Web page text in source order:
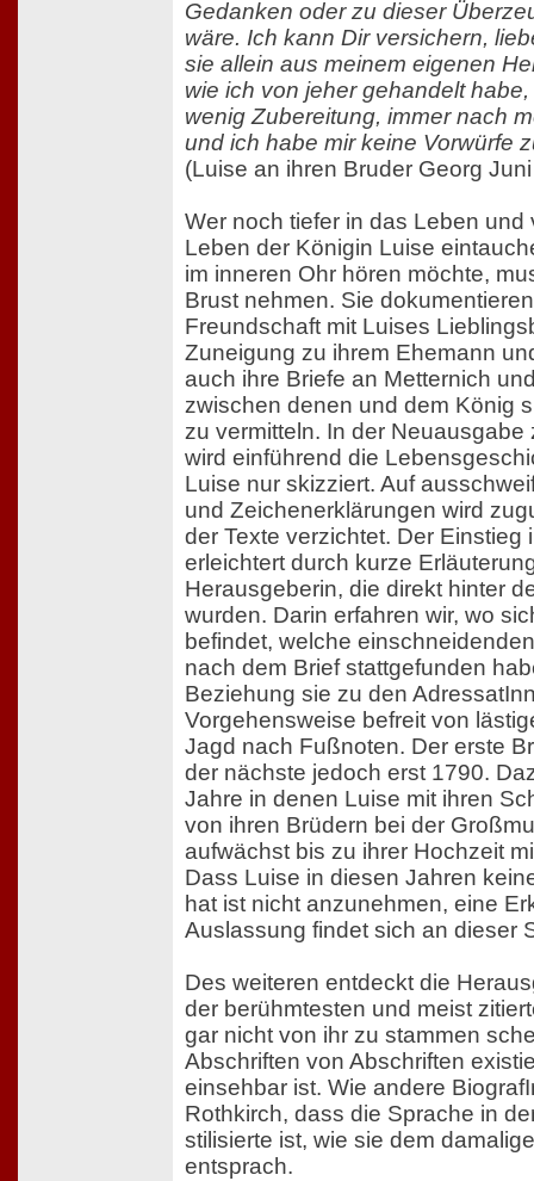
Gedanken oder zu dieser
wäre. Ich kann Dir versichern,
sie allein aus meinem eigenen
wie ich von jeher gehandelt
wenig Zubereitung, immer nach
und ich habe mir keine Vorwürfe
(Luise an ihren Bruder Georg
Wer noch tiefer in das Leben und
Leben der Königin Luise
im inneren Ohr hören möchte,
Brust nehmen. Sie
Freundschaft mit Luises
Zuneigung zu ihrem Ehemann
auch ihre Briefe an Metternich
zwischen denen und dem König
zu vermitteln. In der
wird einführend die
Luise nur skizziert. Auf
und Zeichenerklärungen wird
der Texte verzichtet. Der Einstieg
erleichtert durch kurze
Herausgeberin, die direkt hinter
wurden. Darin erfahren wir, wo
befindet, welche
nach dem Brief stattgefunden
Beziehung sie zu den
Vorgehensweise befreit von
Jagd nach Fußnoten. Der erste
der nächste jedoch erst 1790.
Jahre in denen Luise mit ihren
von ihren Brüdern bei der
aufwächst bis zu ihrer Hochzeit
Dass Luise in diesen Jahren
hat ist nicht anzunehmen, eine
Auslassung findet sich an dieser
Des weiteren entdeckt die
der berühmtesten und meist
gar nicht von ihr zu stammen
Abschriften von Abschriften
einsehbar ist. Wie andere
Rothkirch, dass die Sprache in
stilisierte ist, wie sie dem
entsprach.